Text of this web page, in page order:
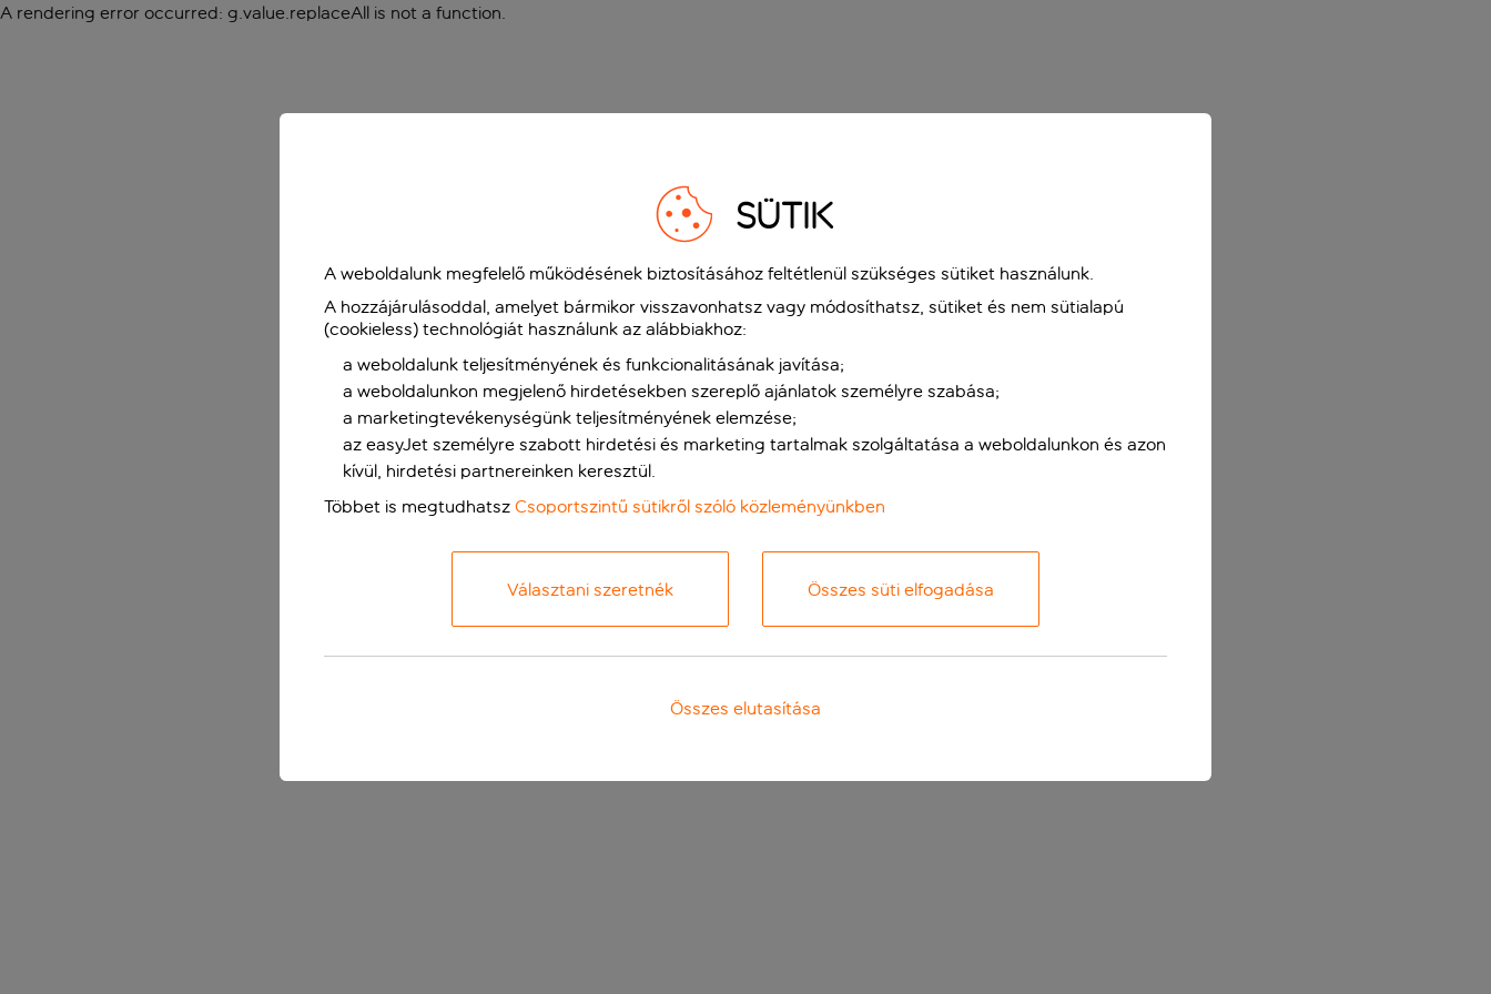
A rendering error occurred: g.value.replaceAll is not a function.
SÜTIK
A weboldalunk megfelelő működésének biztosításához feltétlenül szükséges sütiket használunk.
A hozzájárulásoddal, amelyet bármikor visszavonhatsz vagy módosíthatsz, sütiket és nem sütialapú
(cookieless) technológiát használunk az alábbiakhoz:
a weboldalunk teljesítményének és funkcionalitásának javítása;
a weboldalunkon megjelenő hirdetésekben szereplő ajánlatok személyre szabása;
a marketingtevékenységünk teljesítményének elemzése;
az easyJet személyre szabott hirdetési és marketing tartalmak szolgáltatása a weboldalunkon és azon
kívül, hirdetési partnereinken keresztül.
Többet is megtudhatsz Csoportszintű sütikről szóló közleményünkben
Választani szeretnék Összes süti elfogadása
Összes elutasítása